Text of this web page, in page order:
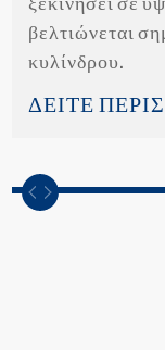
ξεκινήσει σε
βελτιώνεται
κυλίνδρου.
ΔΕΙΤΕ